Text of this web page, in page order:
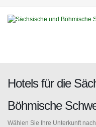
Hotels für die
Böhmische
Wählen Sie Ihre Unterkunft